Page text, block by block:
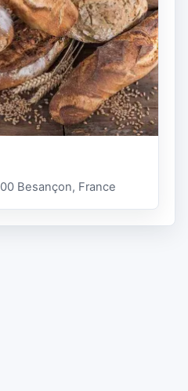
Besançon, France